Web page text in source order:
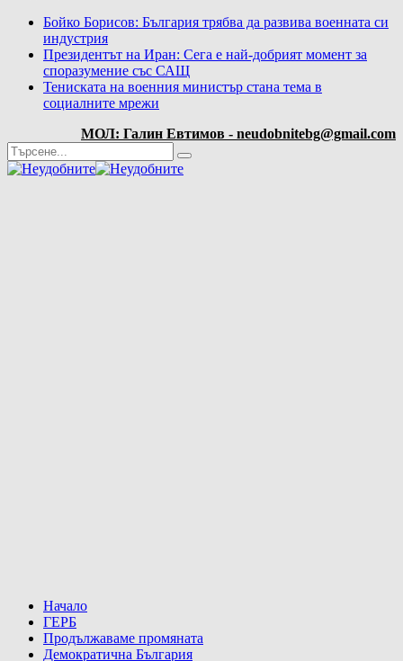
Бойко Борисов: България трябва да развива военната си
индустрия
Президентът на Иран: Сега е най-добрият момент за
споразумение със САЩ
Тениската на военния министър стана тема в
социалните мрежи
МОЛ: Галин Евтимов - neudobnitebg@gmail.com
Начало
ГЕРБ
Продължаваме промяната
Демократична България